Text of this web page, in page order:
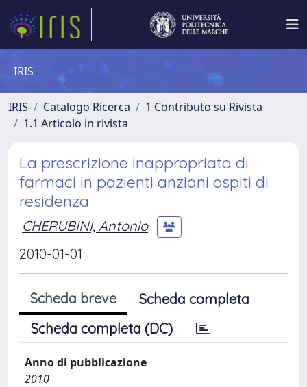
IRIS
IRIS Catalogo Ricerca
1 Contributo su Rivista
1.1 Articolo in rivista
La prescrizione inappropriata di
farmaci in pazienti anziani ospiti di
residenza
CHERUBINI, Antonio
2010-01-01
Scheda breve
Scheda completa
Scheda completa (DC)
Anno di pubblicazione
2010